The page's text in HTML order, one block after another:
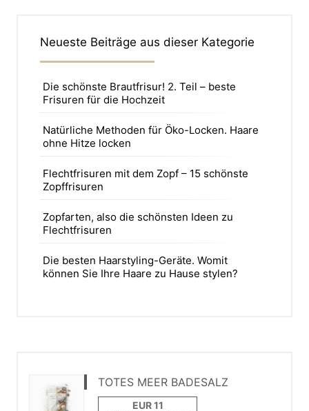
Neueste Beiträge aus dieser Kategorie
Die schönste Brautfrisur! 2. Teil – beste
Frisuren für die Hochzeit
Natürliche Methoden für Öko-Locken. Haare
ohne Hitze locken
Flechtfrisuren mit dem Zopf – 15 schönste
Zopffrisuren
Zopfarten, also die schönsten Ideen zu
Flechtfrisuren
Die besten Haarstyling-Geräte. Womit
können Sie Ihre Haare zu Hause stylen?
TOTES MEER BADESALZ